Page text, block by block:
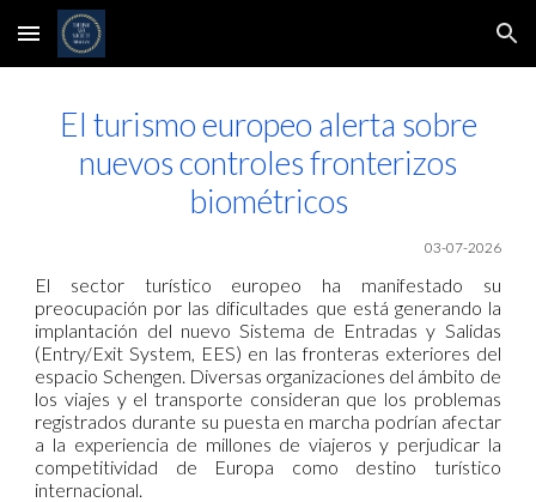
Skip to main content Skip to navigation
El turismo europeo alerta sobre
nuevos controles fronterizos
biométricos
03-07-2026
El sector turístico europeo ha manifestado su
preocupación por las dificultades que está generando la
implantación del nuevo Sistema de Entradas y Salidas
(Entry/Exit System, EES) en las fronteras exteriores del
espacio Schengen. Diversas organizaciones del ámbito de
los viajes y el transporte consideran que los problemas
registrados durante su puesta en marcha podrían afectar
a la experiencia de millones de viajeros y perjudicar la
competitividad de Europa como destino turístico
internacional.